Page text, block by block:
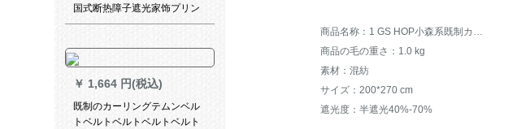
国式断热障子遮光家饰プリン
スト竹カーラーラテンのれん
￥ 1,664 円(税込)
既制のカーリングテムンベル
トベルトベルトベルトベルト
商品の毛の重さ：1.0 kg
素材：混紡
サイズ：200*270 cm
遮光度：半遮光40%-70%